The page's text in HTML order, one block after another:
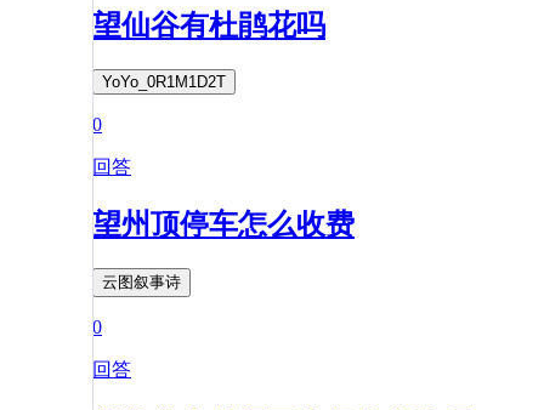
望仙谷有杜鹃花吗
YoYo_0R1M1D2T
0
回答
望州顶停车怎么收费
云图叙事诗
0
回答